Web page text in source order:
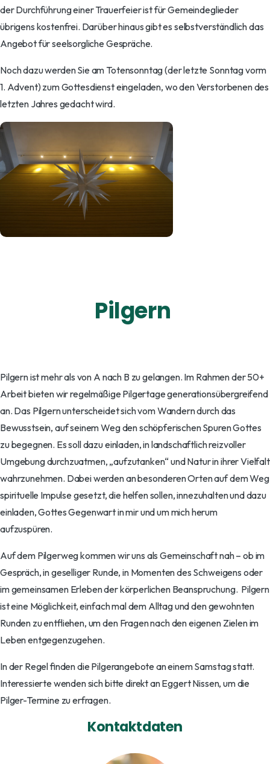
der Durchführung einer Trauerfeier ist für Gemeindeglieder
übrigens kostenfrei. Darüber hinaus gibt es selbstverständlich das
Angebot für seelsorgliche Gespräche.
Noch dazu werden Sie am Totensonntag (der letzte Sonntag vorm
1. Advent) zum Gottesdienst eingeladen, wo den Verstorbenen des
letzten Jahres gedacht wird.
Pilgern ist mehr als von A nach B zu gelangen. Im Rahmen der 50+
Arbeit bieten wir regelmäßige Pilgertage generationsübergreifend
an. Das Pilgern unterscheidet sich vom Wandern durch das
Bewusstsein, auf seinem Weg den schöpferischen Spuren Gottes
zu begegnen. Es soll dazu einladen, in landschaftlich reizvoller
Umgebung durchzuatmen, „aufzutanken“ und Natur in ihrer Vielfalt
wahrzunehmen. Dabei werden an besonderen Orten auf dem Weg
spirituelle Impulse gesetzt, die helfen sollen, innezuhalten und dazu
einladen, Gottes Gegenwart in mir und um mich herum
aufzuspüren.
Auf dem Pilgerweg kommen wir uns als Gemeinschaft nah – ob im
Gespräch, in geselliger Runde, in Momenten des Schweigens oder
im gemeinsamen Erleben der körperlichen Beanspruchung. Pilgern
ist eine Möglichkeit, einfach mal dem Alltag und den gewohnten
Runden zu entfliehen, um den Fragen nach den eigenen Zielen im
Leben entgegenzugehen.
In der Regel finden die Pilgerangebote an einem Samstag statt.
Interessierte wenden sich bitte direkt an Eggert Nissen, um die
Pilger-Termine zu erfragen.
Kontaktdaten